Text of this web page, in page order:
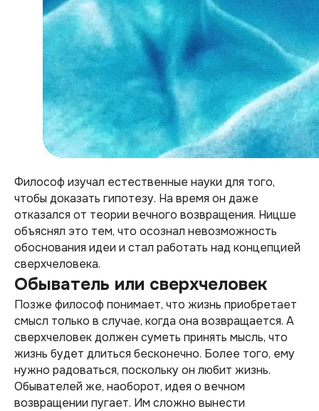
Философ изучал естественные науки для того,
чтобы доказать гипотезу. На время он даже
отказался от теории вечного возвращения. Ницше
объяснял это тем, что осознал невозможность
обоснования идеи и стал работать над концепцией
сверхчеловека.
Обыватель или сверхчеловек
Позже философ понимает, что жизнь приобретает
смысл только в случае, когда она возвращается. А
сверхчеловек должен суметь принять мысль, что
жизнь будет длиться бесконечно. Более того, ему
нужно радоваться, поскольку он любит жизнь.
Обывателей же, наоборот, идея о вечном
возвращении пугает. Им сложно вынести